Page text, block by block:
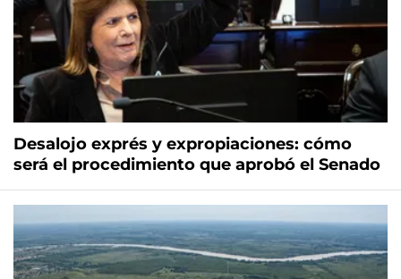
Desalojo exprés y expropiaciones: cómo
será el procedimiento que aprobó el Senado